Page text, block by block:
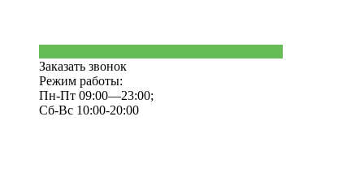
Заказать звонок
Режим работы:
Пн-Пт 09:00—23:00;
Сб-Вс 10:00-20:00